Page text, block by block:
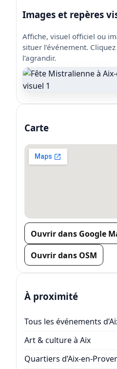
Images et repères
Affiche, visuel officiel ou
situer l’événement.
l’agrandir.
Carte
Ouvrir dans Google
Ouvrir dans OSM
À proximité
Tous les événements
Art & culture à Aix
Quartiers d’Aix-en-